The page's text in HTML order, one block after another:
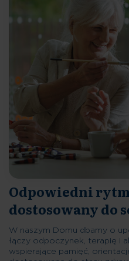
Odpowiedni
dostosowany do
W naszym Domu dbamy o
łączy odpoczynek, terapię i
wspierające pamięć,